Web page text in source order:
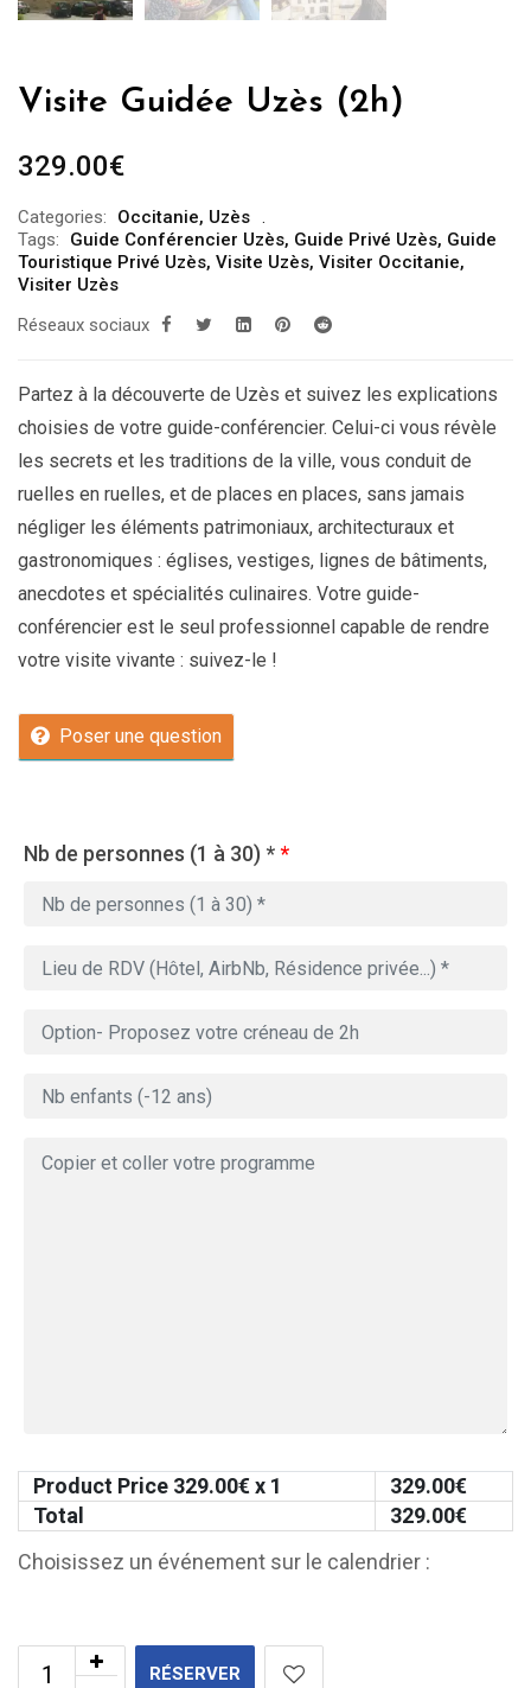
Visite Guidée Uzès (2h)
329.00€
Categories: Occitanie, Uzès
Tags:
Guide Conférencier Uzès, Guide Privé Uzès, Guide
Touristique Privé Uzès, Visite Uzès, Visiter Occitanie,
Visiter Uzès
Réseaux sociaux
Partez à la découverte de Uzès et suivez les explications
choisies de votre guide-conférencier. Celui-ci vous révèle
les secrets et les traditions de la ville, vous conduit de
ruelles en ruelles, et de places en places, sans jamais
négliger les éléments patrimoniaux, architecturaux et
gastronomiques : églises, vestiges, lignes de bâtiments,
anecdotes et spécialités culinaires. Votre guide-
conférencier est le seul professionnel capable de rendre
votre visite vivante : suivez-le !
Poser une question
Nb de personnes (1 à 30) **
Product Price 329.00€ x 1 329.00€
Total
329.00€
Choisissez un événement sur le calendrier :
RÉSERVER